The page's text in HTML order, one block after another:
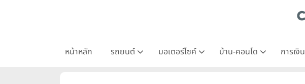
หน้าหลัก รถยนต์ มอเตอร์ไซค์ บ้าน-คอนโด การเงิ